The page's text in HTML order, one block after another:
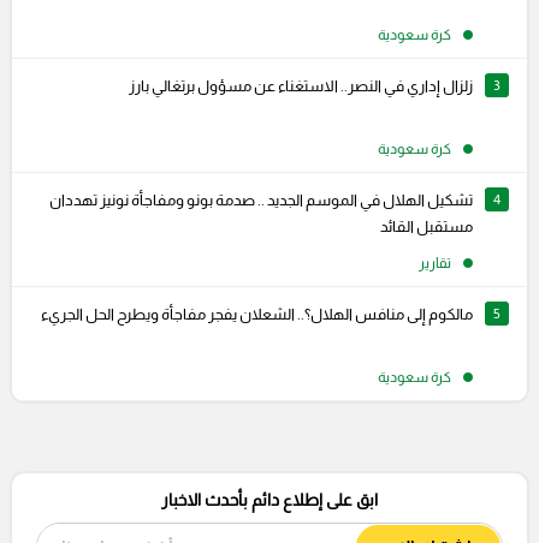
كرة سعودية
3 زلزال إداري في النصر.. الاستغناء عن مسؤول برتغالي بارز
كرة سعودية
4
تشكيل الهلال في الموسم الجديد .. صدمة بونو ومفاجأة نونيز تهددان
مستقبل القائد
تقارير
5 مالكوم إلى منافس الهلال؟.. الشعلان يفجر مفاجأة ويطرح الحل الجريء
كرة سعودية
ابق على إطلاع دائم بأحدث الاخبار